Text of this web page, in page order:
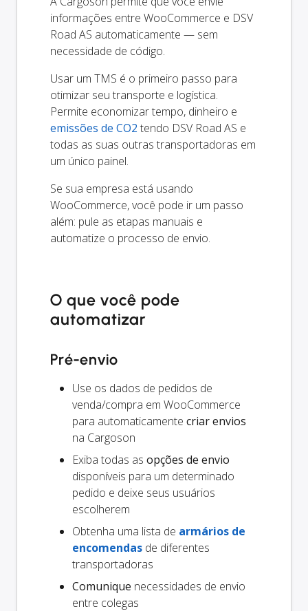
informações entre WooCommerce e DSV
Road AS automaticamente — sem
necessidade de código.
Usar um TMS é o primeiro passo para
otimizar seu transporte e logística.
Permite economizar tempo, dinheiro e
emissões de CO2 tendo DSV Road AS e
todas as suas outras transportadoras em
um único painel.
Se sua empresa está usando
WooCommerce, você pode ir um passo
além: pule as etapas manuais e
automatize o processo de envio.
O que você pode
automatizar
Pré-envio
Use os dados de pedidos de
venda/compra em WooCommerce
para automaticamente criar envios
na Cargoson
Exiba todas as opções de envio
disponíveis para um determinado
pedido e deixe seus usuários
escolherem
Obtenha uma lista de armários de
encomendas de diferentes
transportadoras
Comunique necessidades de envio
entre colegas